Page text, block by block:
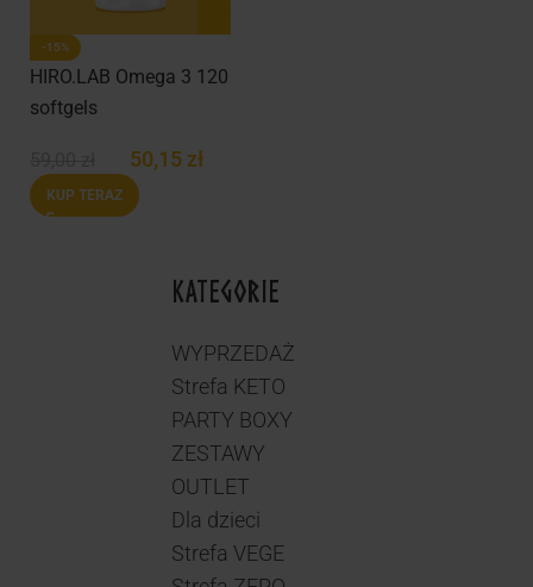
KATEGORIE
WYPRZEDAŻ
Strefa KETO
PARTY BOXY
ZESTAWY
OUTLET
Dla dzieci
Strefa VEGE
-15%
HIRO.LAB Omega 3 120
softgels
50,15 zł
KUP TERAZ